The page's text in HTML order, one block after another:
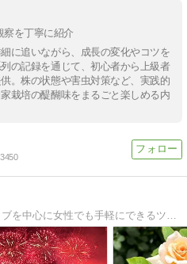
察を丁寧に紹介
に追いながら、成長の変化やコツを
の記録を通じて、初心者から上級者
。株の状態や害虫対策など、実践的
栽培の醍醐味をまるごと楽しめる内
3450
約150本のバラのうちシュラブを中心に女性でも手軽にできるツルバラの庭を作っています。ジェルネイル 、化粧品も登場します。『セキセイインコのピータンと小さな庭』の続きのブログです。